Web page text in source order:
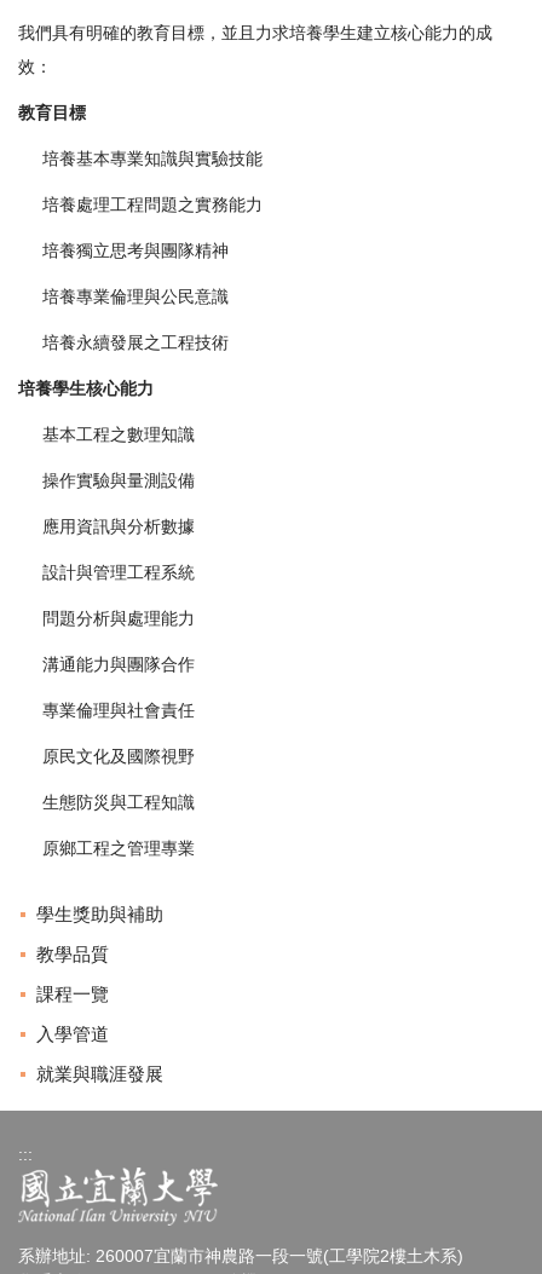
我們具有明確的教育目標，並且力求培養學生建立核心能力的成
效：
教育目標
培養基本專業知識與實驗技能
培養處理工程問題之實務能力
培養獨立思考與團隊精神
培養專業倫理與公民意識
培養永續發展之工程技術
培養學生核心能力
基本工程之數理知識
操作實驗與量測設備
應用資訊與分析數據
設計與管理工程系統
問題分析與處理能力
溝通能力與團隊合作
專業倫理與社會責任
原民文化及國際視野
生態防災與工程知識
原鄉工程之管理專業
學生獎助與補助
教學品質
課程一覽
入學管道
就業與職涯發展
:::
系辦地址: 260007宜蘭市神農路一段一號(工學院2樓土木系)